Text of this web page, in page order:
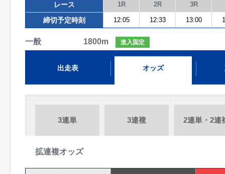
レース 1R 2R 3R
締切予定時刻 12:05 12:33 13:00
一般 1800m 進入固定
出走表 オッズ
3連単 3連複 2連単・2連
拡連複オッズ